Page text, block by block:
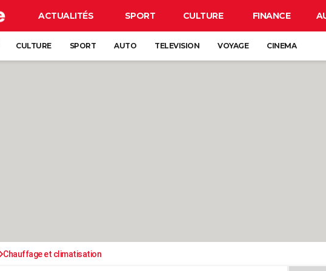
ACTUALITÉS SPORT CULTURE FINANCE
CULTURE SPORT AUTO TELEVISION VOYAGE CINEMA
Chauffage et climatisation